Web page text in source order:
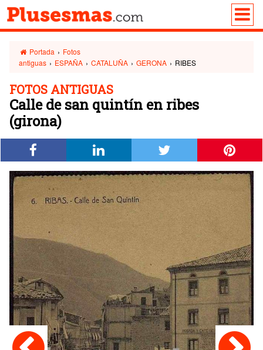
Portada › Fotos
antiguas › ESPAÑA › CATALUÑA › GERONA › RIBES
FOTOS ANTIGUAS
Calle de san quintín en ribes
(girona)